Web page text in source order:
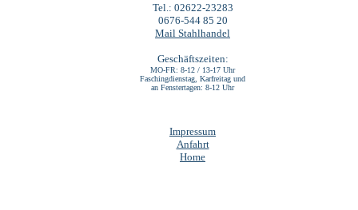
Tel.: 02622-23283
0676-544 85 20
Mail Stahlhandel
Geschäftszeiten:
MO-FR: 8-12 / 13-17 Uhr
Faschingdienstag, Karfreitag und
an Fenstertagen: 8-12 Uhr
Impressum
Anfahrt
Home